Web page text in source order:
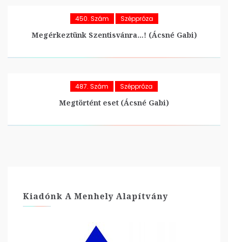
450. Szám Széppróza
Megérkeztünk Szentisvánra…! (Ácsné Gabi)
487. Szám Széppróza
Megtörtént eset (Ácsné Gabi)
Kiadónk A Menhely Alapítvány